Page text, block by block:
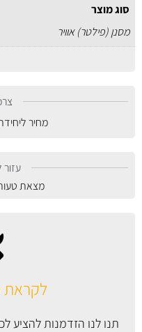
לקראת
תנו לנו הזדמנות להציע
סוג מוצר
מסנן (פילטר) אוויר
מחיר
מצאת